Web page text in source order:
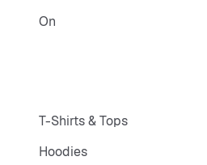
On
T-Shirts & Tops
Hoodies